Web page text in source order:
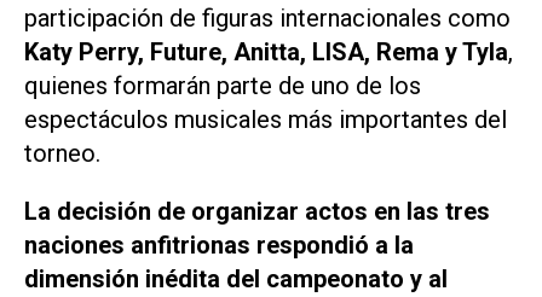
participación de figuras internacionales como
Katy Perry, Future, Anitta, LISA, Rema y Tyla,
quienes formarán parte de uno de los
espectáculos musicales más importantes del
torneo.
La decisión de organizar actos en las tres
naciones anfitrionas respondió a la
dimensión inédita del campeonato y al